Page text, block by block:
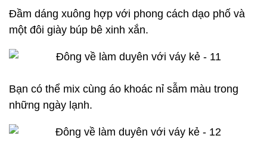
Đầm dáng xuông hợp với phong cách dạo phố và
một đôi giày búp bê xinh xắn.
Bạn có thể mix cùng áo khoác nỉ sẫm màu trong
những ngày lạnh.